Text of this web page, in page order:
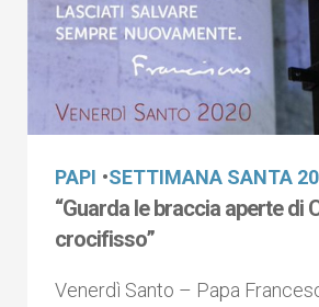
PAPI •SETTIMANA SANTA
“Guarda le braccia aperte di
crocifisso”
Venerdì Santo – Papa